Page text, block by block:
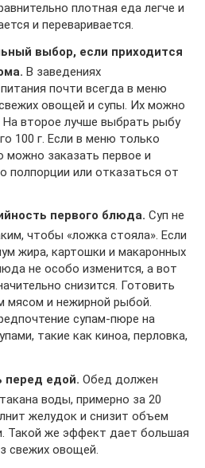
плотная еда легче и
и переваривается.
выбор, если приходится
В заведениях
почти всегда в меню
овощей и супы. Их можно
На второе лучше выбрать рыбу
100 г. Если в меню только
можно заказать первое и
полпорции или отказаться от
первого блюда. Суп не
чтобы «ложка стояла». Если
жира, картошки и макаронных
не особо изменится, а вот
снизится. Готовить
мясом и нежирной рыбой.
супам-пюре на
такие как киноа, перловка,
перед едой. Обед должен
воды, примерно за 20
желудок и снизит объем
Такой же эффект дает большая
свежих овощей.